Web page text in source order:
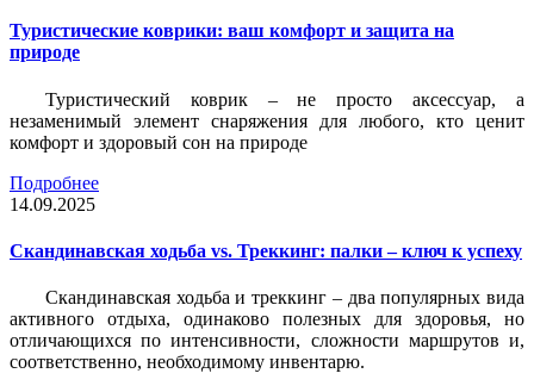
Туристические коврики: ваш комфорт и защита на
природе
Туристический коврик – не просто аксессуар, а
незаменимый элемент снаряжения для любого, кто ценит
комфорт и здоровый сон на природе
Подробнее
14.09.2025
Скандинавская ходьба vs. Треккинг: палки – ключ к успеху
Скандинавская ходьба и треккинг – два популярных вида
активного отдыха, одинаково полезных для здоровья, но
отличающихся по интенсивности, сложности маршрутов и,
соответственно, необходимому инвентарю.